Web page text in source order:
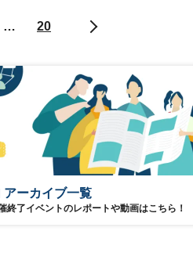
… 20
アーカイブ一覧
終了イベントのレポートや動画はこちら！